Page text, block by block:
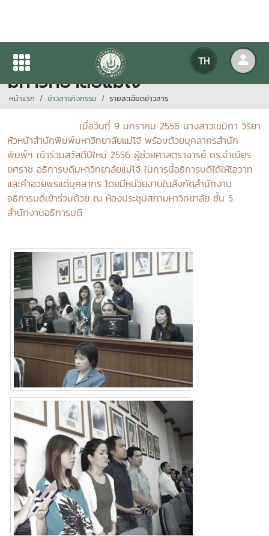
TH
ร่วมสวัสดีปีใหม่ 2556 อธิการบดี
มหาวิทยาลัยแม่โจ้
หน้าแรก ข่าวสารกิจกรรม รายละเอียดข่าวสาร
เมื่อวันที่ 9 มกราคม 2556 นางสาวเขมิกา วิริยา
หัวหน้าสำนักพิมพ์มหาวิทยาลัยแม่โจ้ พร้อมด้วยบุคลากรสำนัก
พิมพ์ฯ เข้าร่วมสวัสดีปีใหม่ 2556 ผู้ช่วยศาสตราจารย์ ดร.จำเนียร
ยศราช อธิการบดีมหาวิทยาลัยแม่โจ้ ในการนี้อธิการบดีได้ให้โอวาท
และคำอวยพรแด่บุคลากร โดยมีหน่วยงานในสังกัดสำนักงาน
อธิการบดีเข้าร่วมด้วย ณ ห้องประชุมสภามหาวิทยาลัย ชั้น 5
สำนักงานอธิการบดี